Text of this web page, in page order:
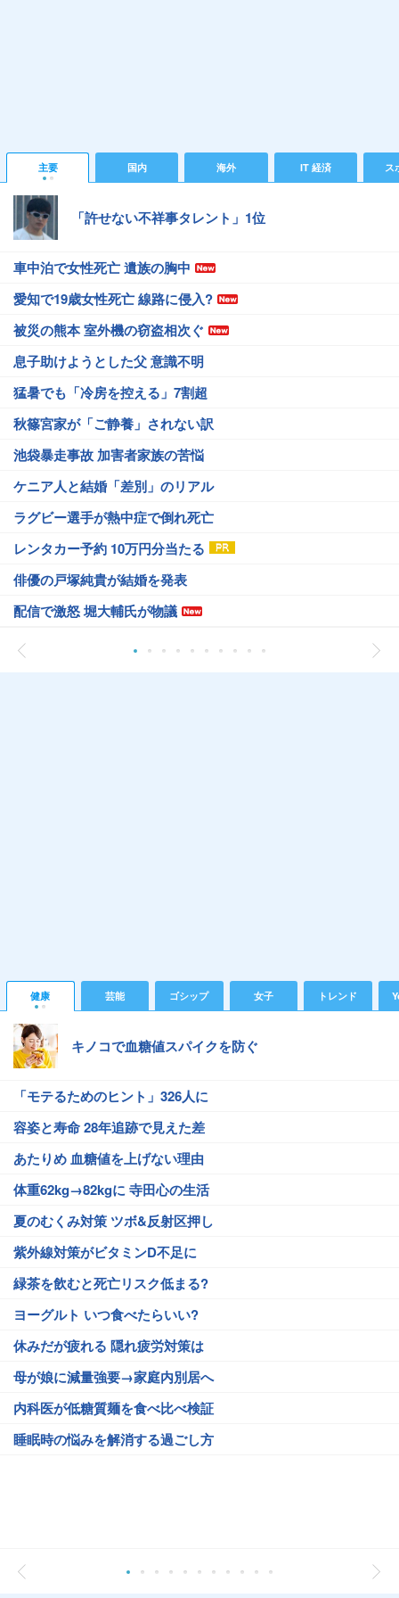
主要 国内 海外 IT 経済 ス
「許せない不祥事タレント」1位
車中泊で女性死亡 遺族の胸中
愛知で19歳女性死亡 線路に侵入?
被災の熊本 室外機の窃盗相次ぐ
息子助けようとした父 意識不明
猛暑でも「冷房を控える」7割超
秋篠宮家が「ご静養」されない訳
池袋暴走事故 加害者家族の苦悩
ケニア人と結婚「差別」のリアル
ラグビー選手が熱中症で倒れ死亡
レンタカー予約 10万円分当たる
俳優の戸塚純貴が結婚を発表
配信で激怒 堀大輔氏が物議
健康 芸能 ゴシップ 女子 トレンド
キノコで血糖値スパイクを防ぐ
「モテるためのヒント」326人に
容姿と寿命 28年追跡で見えた差
あたりめ 血糖値を上げない理由
体重62kg→82kgに 寺田心の生活
夏のむくみ対策 ツボ&反射区押し
紫外線対策がビタミンD不足に
緑茶を飲むと死亡リスク低まる?
ヨーグルト いつ食べたらいい?
休みだが疲れる 隠れ疲労対策は
母が娘に減量強要→家庭内別居へ
内科医が低糖質麺を食べ比べ検証
睡眠時の悩みを解消する過ごし方